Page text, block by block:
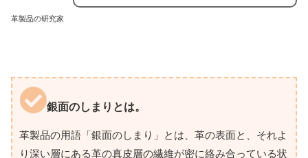
革製品の研究家
銀面のしまりとは。
革製品の用語「銀面のしまり」とは、革の表面と、それよ
り深い層にある革の真皮層の繊維が密に絡み合っている状